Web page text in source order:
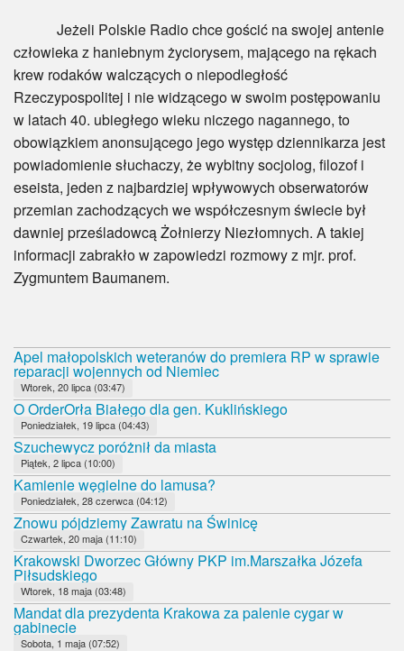
Jeżeli Polskie Radio chce gościć na swojej antenie
człowieka z haniebnym życiorysem, mającego na rękach
krew rodaków walczących o niepodległość
Rzeczypospolitej i nie widzącego w swoim postępowaniu
w latach 40. ubiegłego wieku niczego nagannego, to
obowiązkiem anonsującego jego występ dziennikarza jest
powiadomienie słuchaczy, że wybitny socjolog, filozof i
eseista, jeden z najbardziej wpływowych obserwatorów
przemian zachodzących we współczesnym świecie był
dawniej prześladowcą Żołnierzy Niezłomnych. A takiej
informacji zabrakło w zapowiedzi rozmowy z mjr. prof.
Zygmuntem Baumanem.
Apel małopolskich weteranów do premiera RP w sprawie
reparacji wojennych od Niemiec
Wtorek, 20 lipca (03:47)
O OrderOrła Białego dla gen. Kuklińskiego
Poniedziałek, 19 lipca (04:43)
Szuchewycz poróżnił da miasta
Piątek, 2 lipca (10:00)
Kamienie węgielne do lamusa?
Poniedziałek, 28 czerwca (04:12)
Znowu pójdziemy Zawratu na Świnicę
Czwartek, 20 maja (11:10)
Krakowski Dworzec Główny PKP im.Marszałka Józefa
Piłsudskiego
Wtorek, 18 maja (03:48)
Mandat dla prezydenta Krakowa za palenie cygar w
gabinecie
Sobota, 1 maja (07:52)